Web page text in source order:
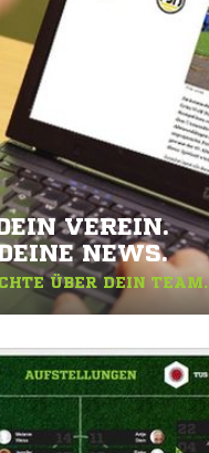
VEREIN.
NEWS.
ÜBER DEIN TEAM.